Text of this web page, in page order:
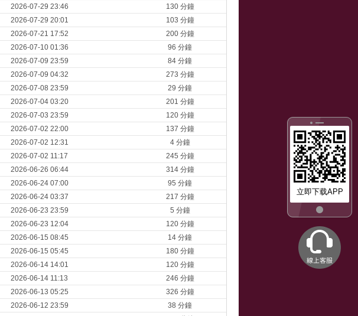
立即下载APP
2026-07-29 23:46
130 分鐘
2026-07-29 20:01
103 分鐘
2026-07-21 17:52
200 分鐘
2026-07-10 01:36
96 分鐘
2026-07-09 23:59
84 分鐘
2026-07-09 04:32
273 分鐘
2026-07-08 23:59
29 分鐘
2026-07-04 03:20
201 分鐘
2026-07-03 23:59
120 分鐘
2026-07-02 22:00
137 分鐘
2026-07-02 12:31
4 分鐘
2026-07-02 11:17
245 分鐘
2026-06-26 06:44
314 分鐘
2026-06-24 07:00
95 分鐘
2026-06-24 03:37
217 分鐘
2026-06-23 23:59
5 分鐘
2026-06-23 12:04
120 分鐘
2026-06-15 08:45
14 分鐘
2026-06-15 05:45
180 分鐘
2026-06-14 14:01
120 分鐘
2026-06-14 11:13
246 分鐘
2026-06-13 05:25
326 分鐘
2026-06-12 23:59
38 分鐘